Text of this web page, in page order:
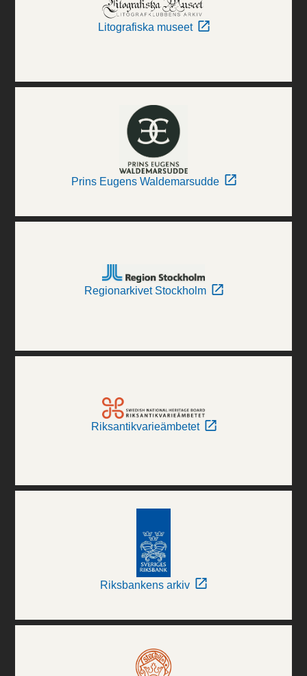
Litografiska museet
Prins Eugens Waldemarsudde
Regionarkivet Stockholm
Riksantikvarieämbetet
Riksbankens arkiv